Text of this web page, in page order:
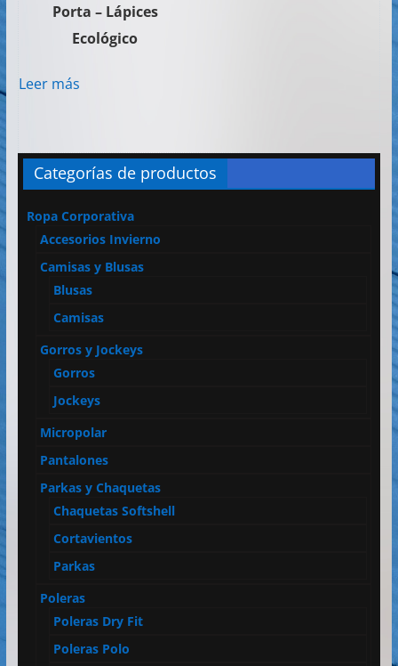
Porta – Lápices
Ecológico
Leer más
Categorías de productos
Ropa Corporativa
Accesorios Invierno
Camisas y Blusas
Blusas
Camisas
Gorros y Jockeys
Gorros
Jockeys
Micropolar
Pantalones
Parkas y Chaquetas
Chaquetas Softshell
Cortavientos
Parkas
Poleras
Poleras Dry Fit
Poleras Polo